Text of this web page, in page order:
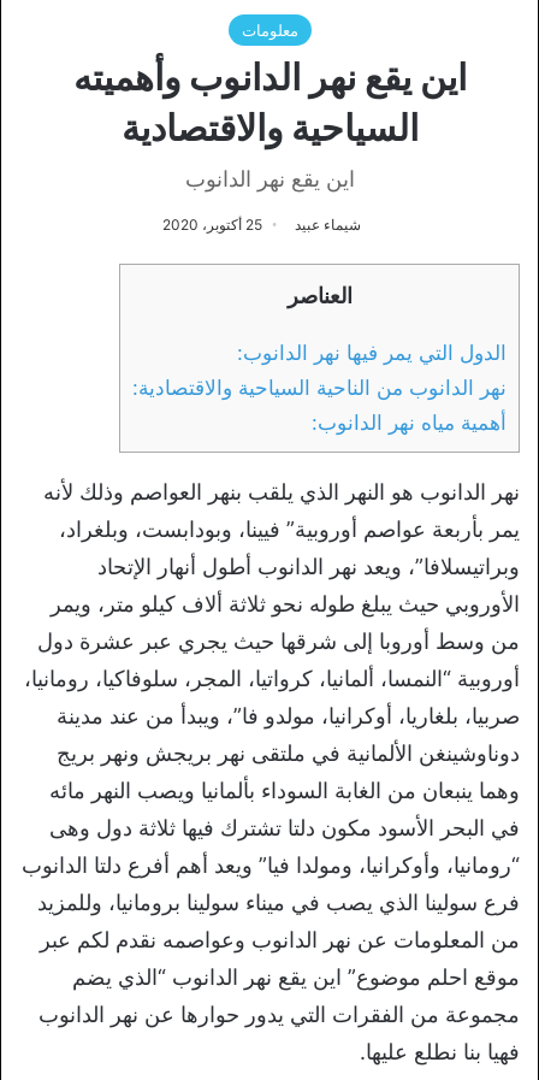
معلومات
اين يقع نهر الدانوب وأهميته
السياحية والاقتصادية
اين يقع نهر الدانوب
شيماء عبيد 25 أكتوبر، 2020
العناصر
الدول التي يمر فيها نهر الدانوب:
نهر الدانوب من الناحية السياحية والاقتصادية:
أهمية مياه نهر الدانوب:
نهر الدانوب هو النهر الذي يلقب بنهر العواصم وذلك لأنه
يمر بأربعة عواصم أوروبية” فيينا، وبودابست، وبلغراد،
وبراتيسلافا”، ويعد نهر الدانوب أطول أنهار الإتحاد
الأوروبي حيث يبلغ طوله نحو ثلاثة ألاف كيلو متر، ويمر
من وسط أوروبا إلى شرقها حيث يجري عبر عشرة دول
أوروبية “النمسا، ألمانيا، كرواتيا، المجر، سلوفاكيا، رومانيا،
صربيا، بلغاريا، أوكرانيا، مولدو فا”، ويبدأ من عند مدينة
دوناوشينغن الألمانية في ملتقى نهر بريجش ونهر بريج
وهما ينبعان من الغابة السوداء بألمانيا ويصب النهر مائه
في البحر الأسود مكون دلتا تشترك فيها ثلاثة دول وهى
“رومانيا، وأوكرانيا، ومولدا فيا” ويعد أهم أفرع دلتا الدانوب
فرع سولينا الذي يصب في ميناء سولينا برومانيا، وللمزيد
من المعلومات عن نهر الدانوب وعواصمه نقدم لكم عبر
موقع احلم موضوع” اين يقع نهر الدانوب “الذي يضم
مجموعة من الفقرات التي يدور حوارها عن نهر الدانوب
فهيا بنا نطلع عليها.